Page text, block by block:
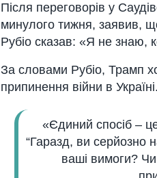
Після переговорів у
минулого тижня, заявив,
Рубіо сказав: «Я не знаю,
За словами Рубіо, Трамп
припинення війни в Україні.
«Єдиний спосіб – це
“Гаразд, ви серйозно
ваші вимоги? Чи